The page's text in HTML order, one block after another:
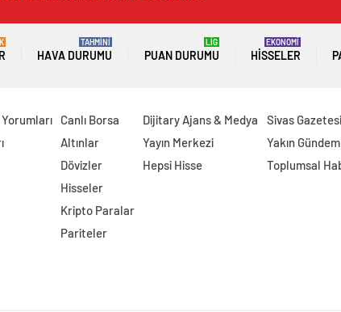
HAVA DURUMU
TAHMİNİ
PUAN DURUMU
LİG
HISSELER
EKONOMİ
Canlı Borsa
Altınlar
Dövizler
Hisseler
Kripto Paralar
Pariteler
Dijitary Ajans & Medya
Yayın Merkezi
Hepsi Hisse
Sivas Gazetesi
Yakın Gündem
Toplumsal